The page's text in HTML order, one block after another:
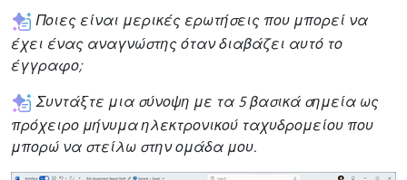
Ποιες είναι μερικές ερωτήσεις που μπορεί να
έχει ένας αναγνώστης όταν διαβάζει αυτό το
έγγραφο;
Συντάξτε μια σύνοψη με τα 5 βασικά σημεία ως
πρόχειρο μήνυμα ηλεκτρονικού ταχυδρομείου που
μπορώ να στείλω στην ομάδα μου.